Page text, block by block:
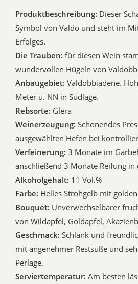
Produktbeschreibung: Dieser
Symbol von Valdo und steht im
Erfolges.
Die Trauben: für diesen Wein
wundervollen Hügeln von
Anbaugebiet: Valdobbiadene.
Meter ü. NN in Südlage.
Rebsorte: Glera
Weinerzeugung: Schonendes
ausgewählten Hefen bei
Verfeinerung: 3 Monate im
anschließend 3 Monate Reifung in
Alkoholgehalt: 11 Vol.%
Farbe: Helles Strohgelb mit
Bouquet: Unverwechselbarer
von Wildapfel, Goldapfel,
Geschmack: Schlank und
mit angenehmer Restsüße und
Perlage.
Serviertemperatur: Am besten